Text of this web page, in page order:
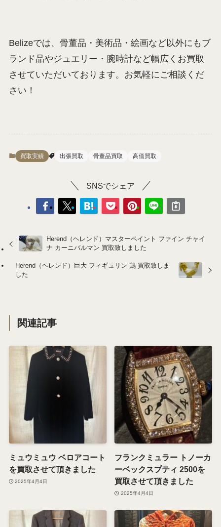
Belizeでは、骨董品・美術品・絵画など以外にもブ
ランド品やジュエリー・腕時計など幅広くお買取
させていただいております。お気軽にご相談くだ
さい！
買取実績 出張買取 骨董品買取 高価買取
SNSでシェア
Herend（ヘレンド）マスターペイント ファイン チャイ
ナ カーニバルマン 買取致しました
Herend（ヘレンド）巨大 フィギュリン 鶏 買取致しま
した
関連記事
ミュウミュウ ベロアコート
を買取させて頂きました
2025年4月4日
フランクミュラー トノーカ
ーベックスプティ 2500を
買取させて頂きました
2025年4月4日